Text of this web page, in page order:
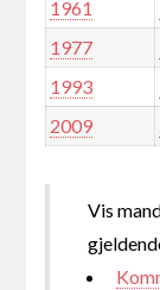
1961
1977
1993
2009
Vis